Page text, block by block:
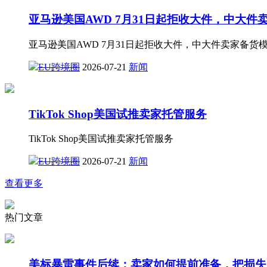
亚马逊美国AWD 7月31日起拒收大件，中大件
亚马逊美国AWD 7月31日起拒收大件，中大件卖家备货
EU跨境圈 2026-07-21 新闻
TikTok Shop美国试推卖家托管服务
TikTok Shop美国试推卖家托管服务
EU跨境圈 2026-07-21 新闻
查看更多
热门文章
美标暴雷事件后续：卖家如何提前准备，把损